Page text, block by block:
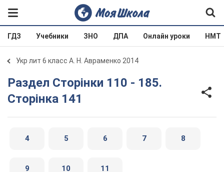
ГДЗ Учебники ЗНО ДПА Онлайн уроки НМТ
Укр лит 6 класс А. Н. Авраменко 2014
Раздел Сторінки 110 - 185.
Сторінка 141
4 5 6 7 8
9 10 11